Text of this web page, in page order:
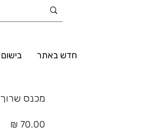
חדש באתר בישום
מכנס שרוך BO